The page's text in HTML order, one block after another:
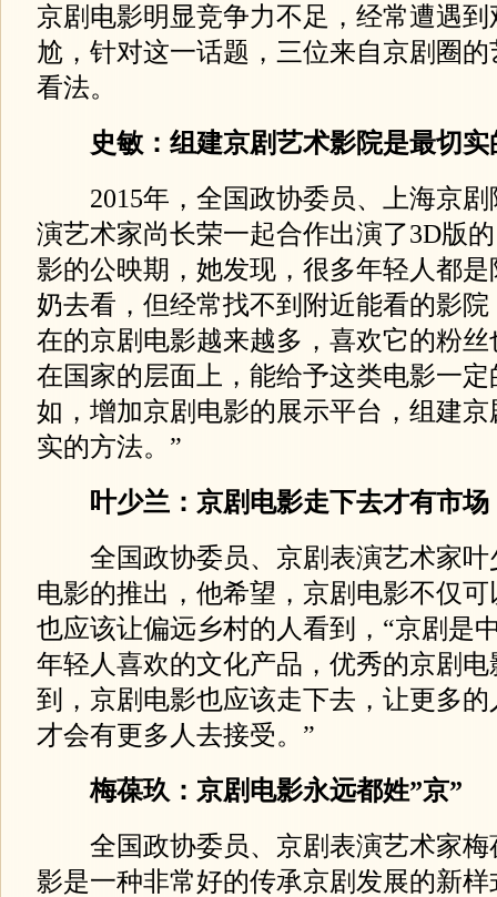
京剧电影明显竞争力不足，经常遭遇
尬，针对这一话题，三位来自京剧圈
看法。
史敏：组建京剧艺术影院是最切实
2015年，全国政协委员、上海京剧
演艺术家尚长荣一起合作出演了3D版
影的公映期，她发现，很多年轻人都
奶去看，但经常找不到附近能看的影
在的京剧电影越来越多，喜欢它的粉
在国家的层面上，能给予这类电影一
如，增加京剧电影的展示平台，组建
实的方法。”
叶少兰：京剧电影走下去才有市场
全国政协委员、京剧表演艺术家叶
电影的推出，他希望，京剧电影不仅
也应该让偏远乡村的人看到，“京剧是
年轻人喜欢的文化产品，优秀的京剧
到，京剧电影也应该走下去，让更多
才会有更多人去接受。”
梅葆玖：京剧电影永远都姓”京”
全国政协委员、京剧表演艺术家梅
影是一种非常好的传承京剧发展的新